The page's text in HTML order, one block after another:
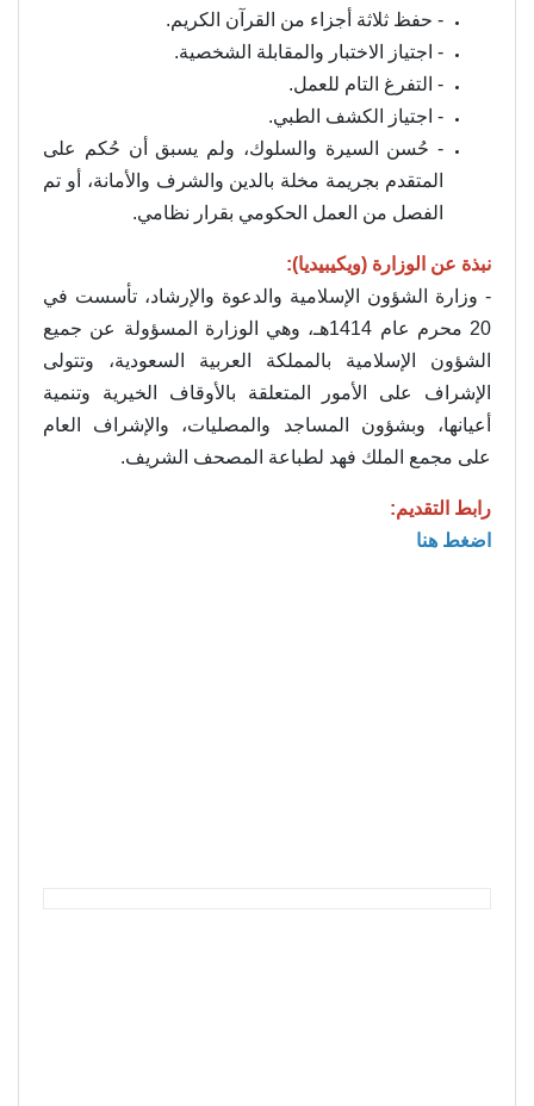
- حفظ ثلاثة أجزاء من القرآن الكريم.
- اجتياز الاختبار والمقابلة الشخصية.
- التفرغ التام للعمل.
- اجتياز الكشف الطبي.
- حُسن السيرة والسلوك، ولم يسبق أن حُكم على
المتقدم بجريمة مخلة بالدين والشرف والأمانة، أو تم
الفصل من العمل الحكومي بقرار نظامي.
نبذة عن الوزارة (ويكيبيديا):
- وزارة الشؤون الإسلامية والدعوة والإرشاد، تأسست في
20 محرم عام 1414هـ، وهي الوزارة المسؤولة عن جميع
الشؤون الإسلامية بالمملكة العربية السعودية، وتتولى
الإشراف على الأمور المتعلقة بالأوقاف الخيرية وتنمية
أعيانها، وبشؤون المساجد والمصليات، والإشراف العام
على مجمع الملك فهد لطباعة المصحف الشريف.
رابط التقديم:
اضغط هنا